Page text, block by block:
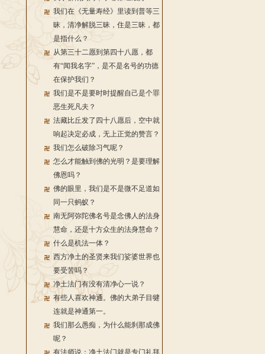
我们在《无量寿经》里读到普等三
昧，清净解脱三昧，住是三昧，都
是指什么？
从第三十二愿到第四十八愿，都
有“闻我名字”，是不是名号的功德
在保护我们？
我们是不是要时时提醒自己是个罪
恶生死凡夫？
法藏比丘发了四十八愿后，空中就
响起决定必成，无上正觉的赞言？
我们怎么破除习气呢？
怎么才能触到佛的光明？是要理解
佛恩吗？
佛的眼里，我们是不是微不足道如
同一只蚂蚁？
南无阿弥陀佛名号是念佛人的法身
慧命，还是十方众生的法身慧命？
什么是机法一体？
西方净土的圣贤来我们娑婆世界也
要受苦吗？
净土法门有没有清净心一说？
有些人喜欢神通。佛的大弟子目犍
连就是神通第一。
我们那么愚痴，为什么能刹那成佛
呢？
有法师说：净土法门就是专门礼拜